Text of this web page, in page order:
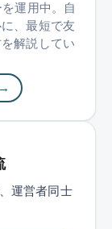
運用中。自
、最短で友
解説してい
運営者同士